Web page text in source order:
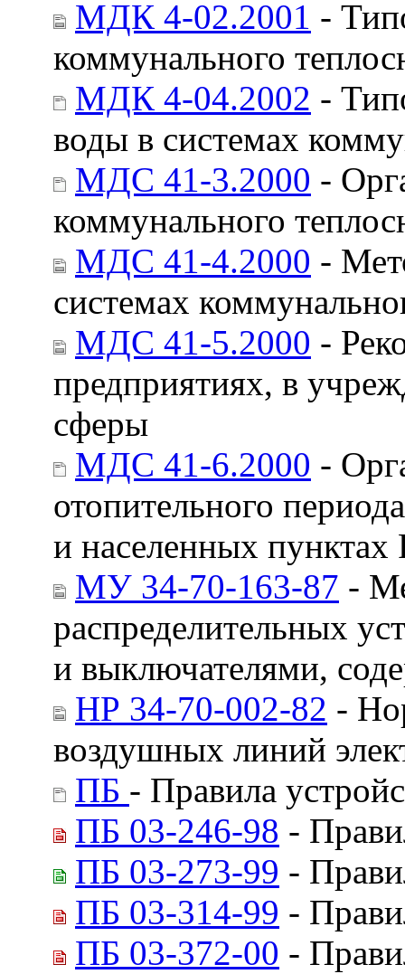
МДК 4-02.2001 -
коммунального
МДК 4-04.2002 -
воды в системах
МДС 41-3.2000 -
коммунального
МДС 41-4.2000 -
системах
МДС 41-5.2000 -
предприятиях, в
сферы
МДС 41-6.2000 -
отопительного
и населенных
МУ 34-70-163-87 -
распределительных
и выключателями,
НР 34-70-002-82 -
воздушных линий
ПБ - Правила
ПБ 03-246-98 -
ПБ 03-273-99 -
ПБ 03-314-99 -
ПБ 03-372-00 -